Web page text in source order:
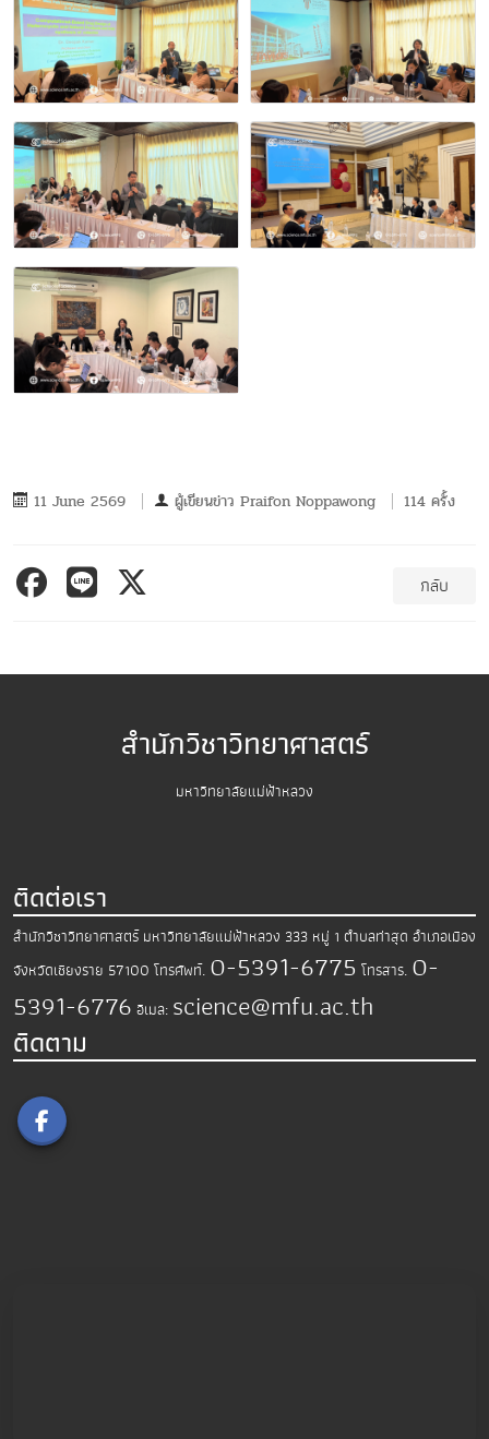
11 June 2569 ผู้เขียนข่าว Praifon Noppawong 114 ครั้ง
กลับ
สำนักวิชาวิทยาศาสตร์
มหาวิทยาลัยแม่ฟ้าหลวง
ติดต่อเรา
สำนักวิชาวิทยาศาสตร์ มหาวิทยาลัยแม่ฟ้าหลวง 333 หมู่ 1 ตำบลท่าสุด อำเภอเมือง
จังหวัดเชียงราย 57100 โทรศัพท์. 0-5391-6775 โทรสาร. 0-
5391-6776 อีเมล: science@mfu.ac.th
ติดตาม